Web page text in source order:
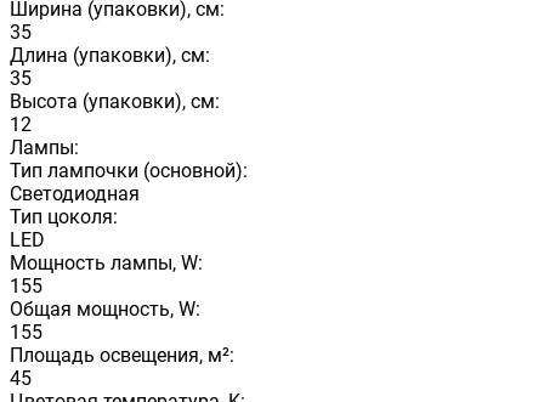
Ширина (упаковки), см:
35
Длина (упаковки), см:
35
Высота (упаковки), см:
12
Лампы:
Тип лампочки (основной):
Светодиодная
Тип цоколя:
LED
Мощность лампы, W:
155
Общая мощность, W:
155
Площадь освещения, м²:
45